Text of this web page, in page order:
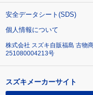
安全データシート(SDS)
個人情報について
株式会社 スズキ自販福島 古物
251080004213号
スズキメーカーサイト